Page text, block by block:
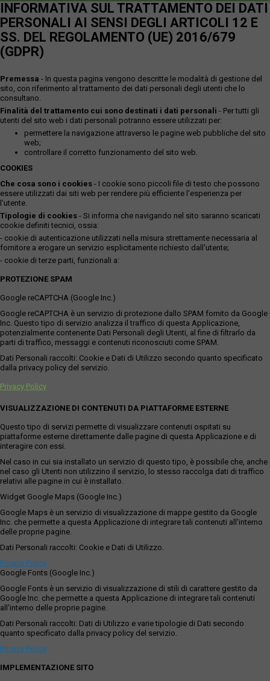
INFORMATIVA SUL TRATTAMENTO DEI DATI
PERSONALI AI SENSI DEGLI ARTICOLI 12 E
SS. DEL REGOLAMENTO (UE) 2016/679
(GDPR)
Premessa - In questa pagina vengono descritte le modalità di gestione del
sito, con riferimento al trattamento dei dati personali degli utenti che lo
consultano.
Finalità del trattamento cui sono destinati i dati personali - Per tutti gli
utenti del sito web i dati personali potranno essere utilizzati per:
permettere la navigazione attraverso le pagine web pubbliche del sito
web;
controllare il corretto funzionamento del sito web.
COOKIES
Che cosa sono i cookies - I cookie sono piccoli file di testo che possono
essere utilizzati dai siti web per rendere più efficiente l'esperienza per
l'utente.
Tipologie di cookies - Si informa che navigando nel sito saranno scaricati
cookie definiti tecnici, ossia:
- cookie di autenticazione utilizzati nella misura strettamente necessaria al
fornitore a erogare un servizio esplicitamente richiesto dall'utente;
- cookie di terze parti, funzionali a:
PROTEZIONE SPAM
Google reCAPTCHA (Google Inc.)
Google reCAPTCHA è un servizio di protezione dallo SPAM fornito da Google
Inc. Questo tipo di servizio analizza il traffico di questa Applicazione,
potenzialmente contenente Dati Personali degli Utenti, al fine di filtrarlo da
parti di traffico, messaggi e contenuti riconosciuti come SPAM.
Dati Personali raccolti: Cookie e Dati di Utilizzo secondo quanto specificato
dalla privacy policy del servizio.
Privacy Policy
VISUALIZZAZIONE DI CONTENUTI DA PIATTAFORME ESTERNE
Questo tipo di servizi permette di visualizzare contenuti ospitati su
piattaforme esterne direttamente dalle pagine di questa Applicazione e di
interagire con essi.
Nel caso in cui sia installato un servizio di questo tipo, è possibile che, anche
nel caso gli Utenti non utilizzino il servizio, lo stesso raccolga dati di traffico
relativi alle pagine in cui è installato.
Widget Google Maps (Google Inc.)
Google Maps è un servizio di visualizzazione di mappe gestito da Google
Inc. che permette a questa Applicazione di integrare tali contenuti all'interno
delle proprie pagine.
Dati Personali raccolti: Cookie e Dati di Utilizzo.
Privacy Policy
Google Fonts (Google Inc.)
Google Fonts è un servizio di visualizzazione di stili di carattere gestito da
Google Inc. che permette a questa Applicazione di integrare tali contenuti
all'interno delle proprie pagine.
Dati Personali raccolti: Dati di Utilizzo e varie tipologie di Dati secondo
quanto specificato dalla privacy policy del servizio.
Privacy Policy
IMPLEMENTAZIONE SITO